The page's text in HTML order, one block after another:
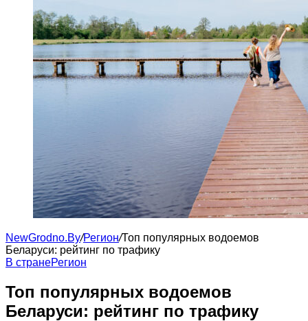
NewGrodno.By/Регион/Топ популярных водоемов
Беларуси: рейтинг по трафику
В странеРегион
Топ популярных водоемов
Беларуси: рейтинг по трафику